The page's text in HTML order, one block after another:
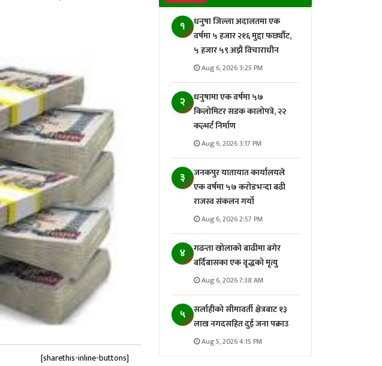
[sharethis-inline-buttons]
१
धनुषा जिल्ला अदालतमा एक
वर्षमा ५ हजार २१६ मुद्दा फर्छ्यौट,
५ हजार ५९ अझै विचाराधीन
Aug 6, 2026 3:25 PM
२
धनुषामा एक वर्षमा ५७
किलोमिटर सडक कालोपत्रे, २२
कल्भर्ट निर्माण
Aug 6, 2026 3:17 PM
३
जनकपुर यातायात कार्यालयले
एक वर्षमा ५७ करोडभन्दा बढी
राजस्व संकलन गर्याे
Aug 6, 2026 2:57 PM
४
गढन्ता खोलाको बाढीमा बगेर
बर्दिबासका एक वृद्धको मृत्यु
Aug 6, 2026 7:38 AM
५
सर्लाहीको सीमावर्ती क्षेत्रबाट १३
लाख नगदसहित दुई जना पक्राउ
Aug 5, 2026 4:15 PM